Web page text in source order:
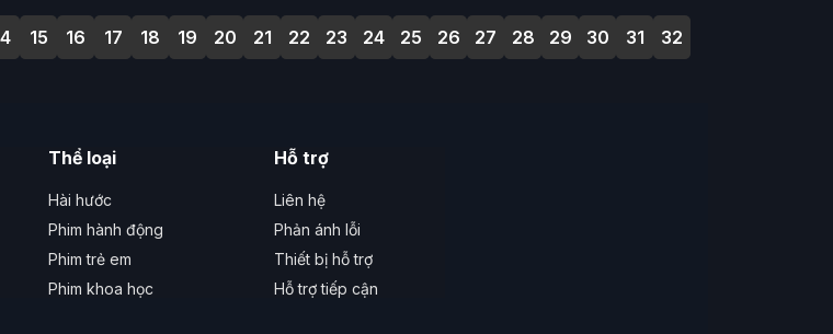
15 16 17 18 19 20 21 22 23 24 25 26 27 28 29 30 31
32
Thể loại
Hài hước
Phim hành động
Phim trẻ em
Phim khoa học
Hỗ trợ
Liên hệ
Phản ánh lỗi
Thiết bị hỗ trợ
Hỗ trợ tiếp cận